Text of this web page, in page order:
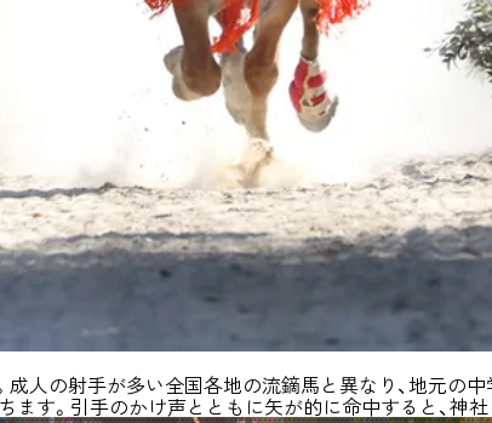
人の射手が多い全国各地の流鏑馬と異なり、地元の
す。引手のかけ声とともに矢が的に命中すると、神社